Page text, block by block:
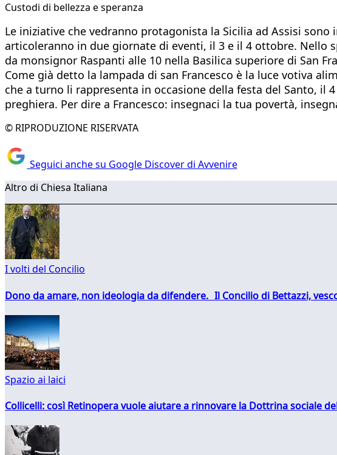
Custodi di bellezza e speranza
Le iniziative che vedranno protagonista la Sicilia ad Assisi sono
articoleranno in due giornate di eventi, il 3 e il 4 ottobre. Nello
da monsignor Raspanti alle 10 nella Basilica superiore di San
Come già detto la lampada di san Francesco è la luce votiva
che a turno li rappresenta in occasione della festa del Santo, il
preghiera. Per dire a Francesco: insegnaci la tua povertà,
© RIPRODUZIONE RISERVATA
Seguici anche su Google Discover di Avvenire
Altro di Chiesa Italiana
I volti del Concilio
Dono da amare, non ideologia da difendere. Il Concilio di Bettazzi,
Spazio ai laici
Collicelli: così Retinopera vuole aiutare a rinnovare la Dottrina sociale